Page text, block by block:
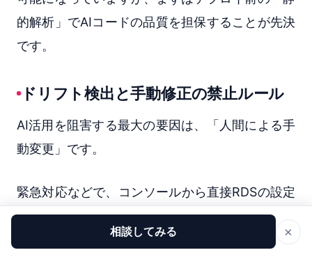
的解析」でAIコードの品質を担保することが先決
です。
ドリフト検出と手動修正の禁止ルール
AI活用を阻害する最大の要因は、「人間による手
動変更」です。
緊急対応などで、コンソールから直接RDSの設定
を変更してしまうと、CloudFormationのテンプ
レートと実環境の間に乖離（ドリフト）が生じま
相談してみる ×